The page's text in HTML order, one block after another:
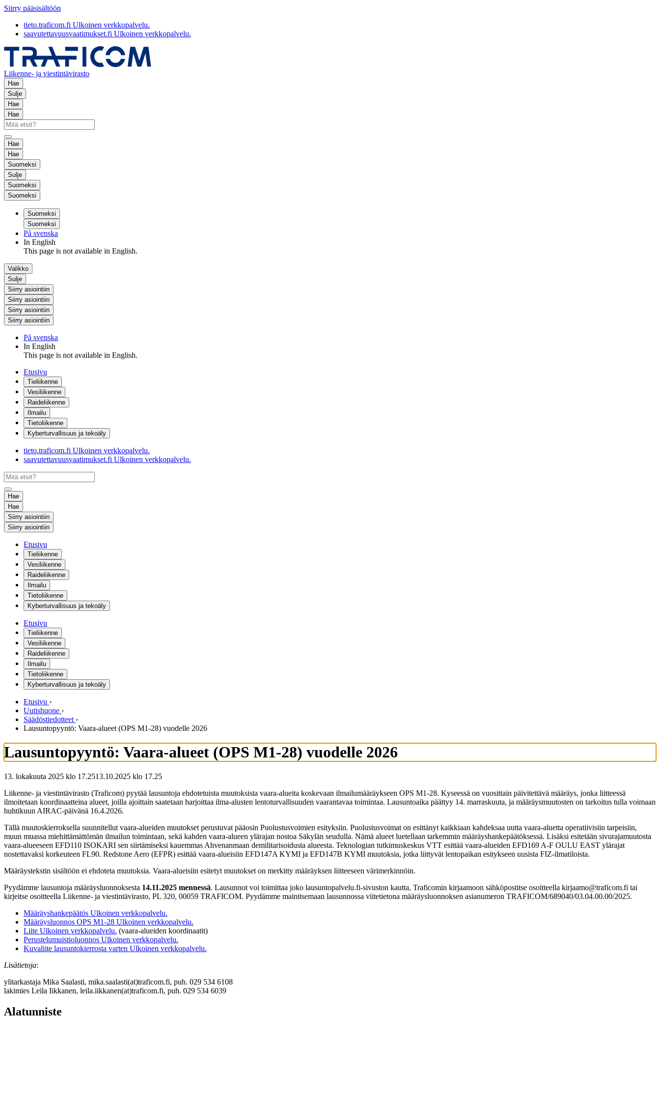
Siirry pääsisältöön
tieto.traficom.fi Ulkoinen verkkopalvelu.
saavutettavuusvaatimukset.fi Ulkoinen verkkopalvelu.
Liikenne- ja viestintävirasto
Hae
Sulje
Hae
Hae
Hae
Hae
Suomeksi
Sulje
Suomeksi
Suomeksi
Suomeksi
Suomeksi
På svenska
In English
This page is not available in English.
Valikko
Sulje
Siirry asiointiin
Siirry asiointiin
Siirry asiointiin
Siirry asiointiin
På svenska
In English
This page is not available in English.
Etusivu
Tieliikenne
Vesiliikenne
Raideliikenne
Ilmailu
Tietoliikenne
Kyberturvallisuus ja tekoäly
tieto.traficom.fi Ulkoinen verkkopalvelu.
saavutettavuusvaatimukset.fi Ulkoinen verkkopalvelu.
Hae
Hae
Siirry asiointiin
Siirry asiointiin
Etusivu
Tieliikenne
Vesiliikenne
Raideliikenne
Ilmailu
Tietoliikenne
Kyberturvallisuus ja tekoäly
Etusivu
Tieliikenne
Vesiliikenne
Raideliikenne
Ilmailu
Tietoliikenne
Kyberturvallisuus ja tekoäly
Etusivu ›
Uutishuone ›
Säädöstiedotteet ›
Lausuntopyyntö: Vaara-alueet (OPS M1-28) vuodelle 2026
Lausuntopyyntö: Vaara-alueet (OPS M1-28) vuodelle 2026
13. lokakuuta 2025 klo 17.2513.10.2025 klo 17.25
Liikenne- ja viestintävirasto (Traficom) pyytää lausuntoja ehdotetuista muutoksista vaara-alueita koskevaan ilmailumääräykseen OPS M1-28. Kyseessä on vuosittain päivitettävä määräys, jonka liitteessä
ilmoitetaan koordinaatteina alueet, joilla ajoittain saatetaan harjoittaa ilma-alusten lentoturvallisuuden vaarantavaa toimintaa. Lausuntoaika päättyy 14. marraskuuta, ja määräysmuutosten on tarkoitus tulla voimaan
huhtikuun AIRAC-päivänä 16.4.2026.
Tällä muutoskierroksella suunnitellut vaara-alueiden muutokset perustuvat pääosin Puolustusvoimien esityksiin. Puolustusvoimat on esittänyt kaikkiaan kahdeksaa uutta vaara-aluetta operatiivisiin tarpeisiin,
muun muassa miehittämättömän ilmailun toimintaan, sekä kahden vaara-alueen ylärajan nostoa Säkylän seudulla. Nämä alueet luetellaan tarkemmin määräyshankepäätöksessä. Lisäksi esitetään sivurajamuutosta
vaara-alueeseen EFD110 ISOKARI sen siirtämiseksi kauemmas Ahvenanmaan demilitarisoidusta alueesta. Teknologian tutkimuskeskus VTT esittää vaara-alueiden EFD169 A-F OULU EAST ylärajat
nostettavaksi korkeuteen FL90. Redstone Aero (EFPR) esittää vaara-alueisiin EFD147A KYMI ja EFD147B KYMI muutoksia, jotka liittyvät lentopaikan esitykseen uusista FIZ-ilmatiloista.
Määräystekstin sisältöön ei ehdoteta muutoksia. Vaara-alueisiin esitetyt muutokset on merkitty määräyksen liitteeseen värimerkinnöin.
Pyydämme lausuntoja määräysluonnoksesta 14.11.2025 mennessä. Lausunnot voi toimittaa joko lausuntopalvelu.fi-sivuston kautta, Traficomin kirjaamoon sähköpostitse osoitteella kirjaamo@traficom.fi tai
kirjeitse osoitteella Liikenne- ja viestintävirasto, PL 320, 00059 TRAFICOM. Pyydämme mainitsemaan lausunnossa viitetietona määräysluonnoksen asianumeron TRAFICOM/689040/03.04.00.00/2025.
Määräyshankepäätös Ulkoinen verkkopalvelu.
Määräysluonnos OPS M1-28 Ulkoinen verkkopalvelu.
Liite Ulkoinen verkkopalvelu. (vaara-alueiden koordinaatit)
Perustelumuistioluonnos Ulkoinen verkkopalvelu.
Kuvaliite lausuntokierrosta varten Ulkoinen verkkopalvelu.
Lisätietoja:
ylitarkastaja Mika Saalasti, mika.saalasti(at)traficom.fi, puh. 029 534 6108
lakimies Leila Iikkanen, leila.iikkanen(at)traficom.fi, puh. 029 534 6039
Alatunniste